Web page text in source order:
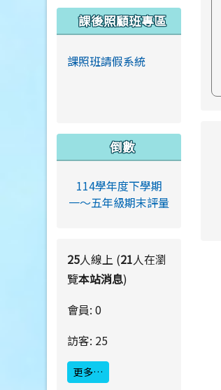
課後照顧班專區
課照班請假系統
倒數
114學年度下學期
一～五年級期末評量
25人線上 (21人在瀏
覽本站消息)
會員: 0
訪客: 25
更多…